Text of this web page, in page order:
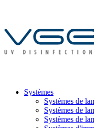
Systèmes
Systèmes de
Systèmes de
Systèmes de